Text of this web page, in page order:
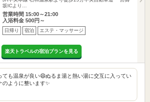
坂ICより…
営業時間 15:00～21:00
入浴料金 500円～
日帰り 宿泊 エステ・マッサージ
楽天トラベルの宿泊プランを見る
ても温泉が良い😄ぬるま湯と熱い湯に交互に入ってい
のように整います✨